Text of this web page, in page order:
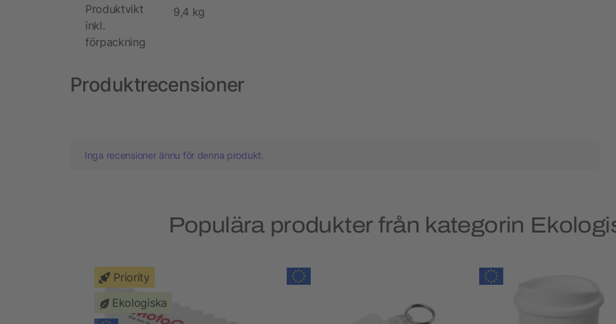
Produktvikt
inkl.
förpackning
9,4 kg
Produktrecensioner
Inga recensioner ännu för denna produkt.
Populära produkter från kategorin
Priority
Ekologiska